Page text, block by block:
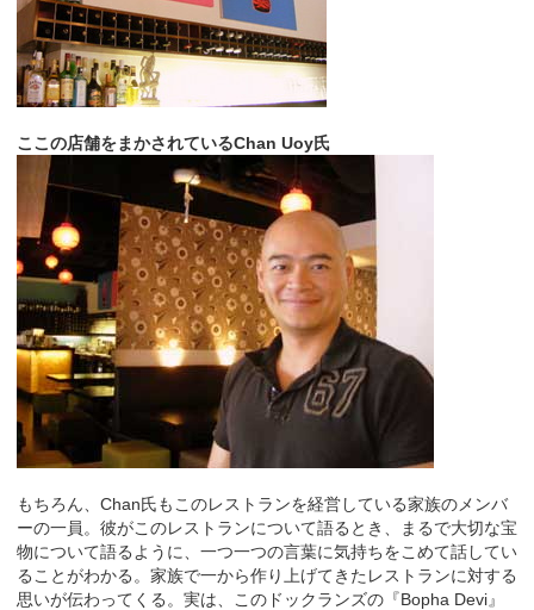
ここの店舗をまかされているChan Uoy氏
もちろん、Chan氏もこのレストランを経営している家族のメンバ
ーの一員。彼がこのレストランについて語るとき、まるで大切な宝
物について語るように、一つ一つの言葉に気持ちをこめて話してい
ることがわかる。家族で一から作り上げてきたレストランに対する
思いが伝わってくる。実は、このドックランズの『Bopha Devi』